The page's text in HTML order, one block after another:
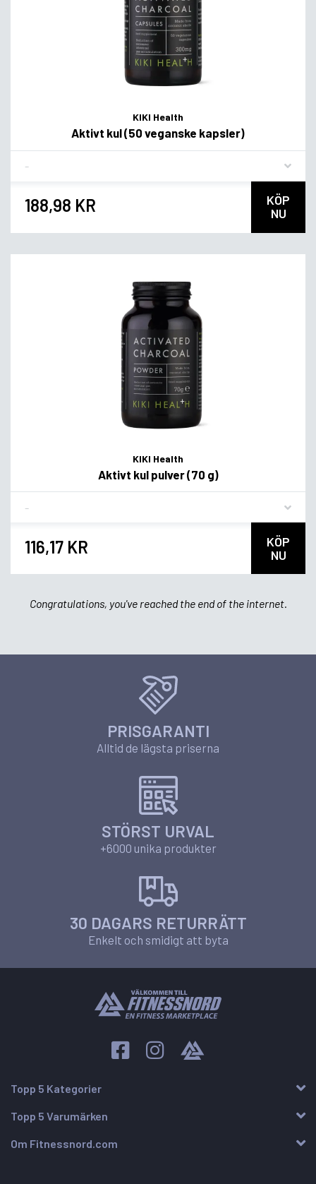
KIKI Health
Aktivt kul (50 veganske kapsler)
188,98 KR
KÖP
NU
KIKI Health
Aktivt kul pulver (70 g)
116,17 KR
KÖP
NU
Congratulations, you've reached the end of the internet.
PRISGARANTI
Alltid de lägsta priserna
STÖRST URVAL
+6000 unika produkter
30 DAGARS RETURRÄTT
Enkelt och smidigt att byta
Topp 5 Kategorier
Topp 5 Varumärken
Om Fitnessnord.com